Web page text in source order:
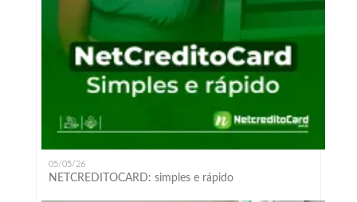
05/05/26
NETCREDITOCARD: simples e rápido